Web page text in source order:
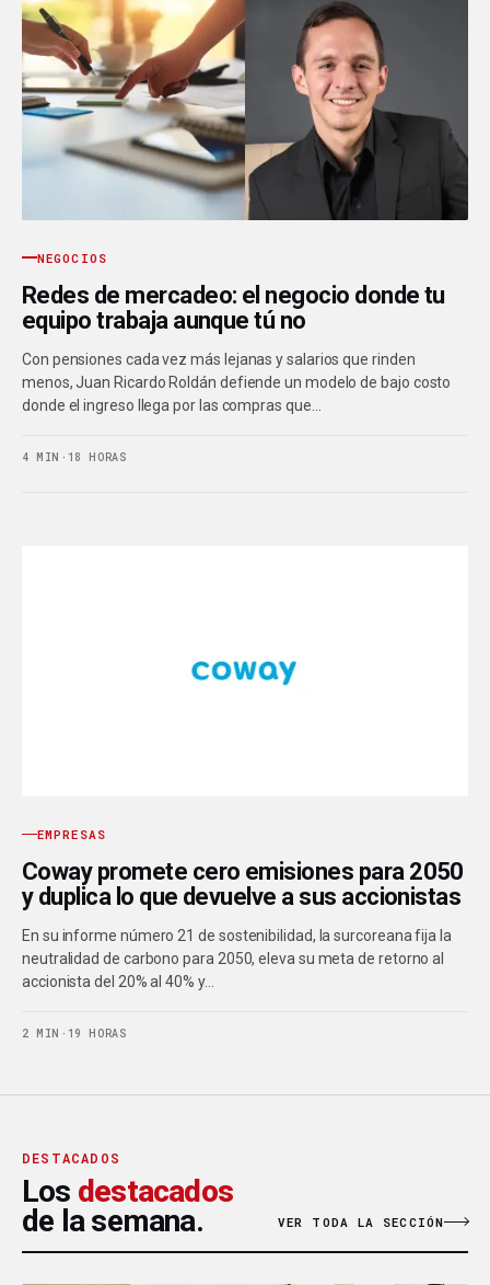
NEGOCIOS
Redes de mercadeo: el negocio donde tu
equipo trabaja aunque tú no
Con pensiones cada vez más lejanas y salarios que rinden
menos, Juan Ricardo Roldán defiende un modelo de bajo costo
donde el ingreso llega por las compras que…
4 MIN · 18 HORAS
EMPRESAS
Coway promete cero emisiones para 2050
y duplica lo que devuelve a sus accionistas
En su informe número 21 de sostenibilidad, la surcoreana fija la
neutralidad de carbono para 2050, eleva su meta de retorno al
accionista del 20% al 40% y…
2 MIN · 19 HORAS
DESTACADOS
Los destacados
de la semana.
VER TODA LA SECCIÓN